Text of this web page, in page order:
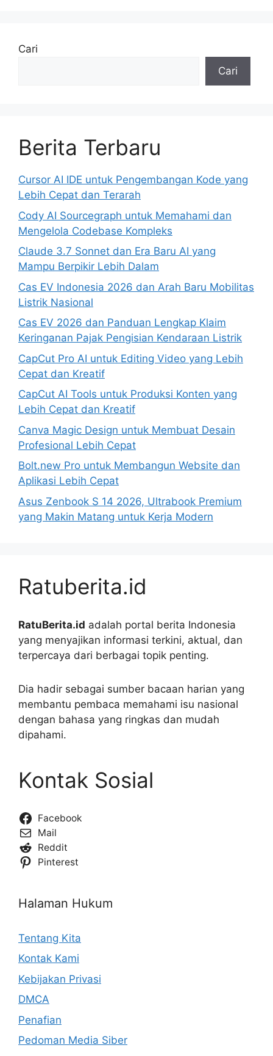
Cari
Cari
Berita Terbaru
Cursor AI IDE untuk Pengembangan Kode yang
Lebih Cepat dan Terarah
Cody AI Sourcegraph untuk Memahami dan
Mengelola Codebase Kompleks
Claude 3.7 Sonnet dan Era Baru AI yang
Mampu Berpikir Lebih Dalam
Cas EV Indonesia 2026 dan Arah Baru Mobilitas
Listrik Nasional
Cas EV 2026 dan Panduan Lengkap Klaim
Keringanan Pajak Pengisian Kendaraan Listrik
CapCut Pro AI untuk Editing Video yang Lebih
Cepat dan Kreatif
CapCut AI Tools untuk Produksi Konten yang
Lebih Cepat dan Kreatif
Canva Magic Design untuk Membuat Desain
Profesional Lebih Cepat
Bolt.new Pro untuk Membangun Website dan
Aplikasi Lebih Cepat
Asus Zenbook S 14 2026, Ultrabook Premium
yang Makin Matang untuk Kerja Modern
Ratuberita.id
RatuBerita.id adalah portal berita Indonesia
yang menyajikan informasi terkini, aktual, dan
terpercaya dari berbagai topik penting.
Dia hadir sebagai sumber bacaan harian yang
membantu pembaca memahami isu nasional
dengan bahasa yang ringkas dan mudah
dipahami.
Kontak Sosial
Facebook
Mail
Reddit
Pinterest
Halaman Hukum
Tentang Kita
Kontak Kami
Kebijakan Privasi
DMCA
Penafian
Pedoman Media Siber